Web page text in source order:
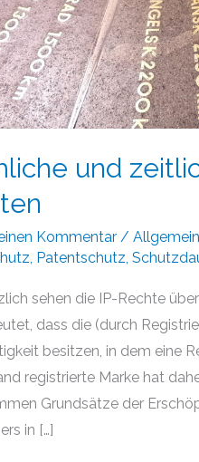
und
Kommentar / Allgemein
, Patentschutz,
sehen die IP-Rechte
dass die (durch
besitzen, in dem eine
registrierte Marke hat
Grundsätze der
in […]